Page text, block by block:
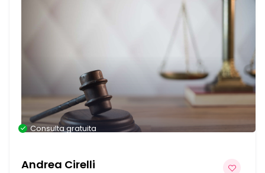
Consulta gratuita
Andrea Cirelli